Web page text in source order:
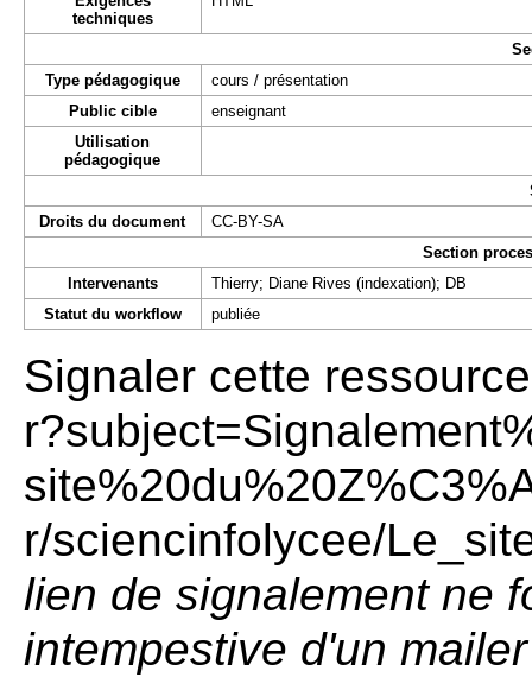
techniques
Type pédagogique
cours / présentation
Public cible
enseignant
Utilisation
pédagogique
Droits du document
CC-BY-SA
Section
Intervenants
Thierry; Diane Rives (indexation); DB
Statut du workflow
publiée
Signaler cette ressource
lien de signalement ne
intempestive d'un